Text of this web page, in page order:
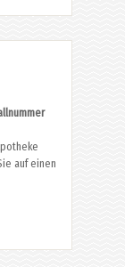
auf einen